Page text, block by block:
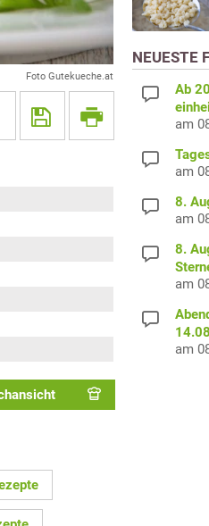
Foto Gutekueche.at
NEUESTE
Ab
am
am
8.
am
8.
am
am